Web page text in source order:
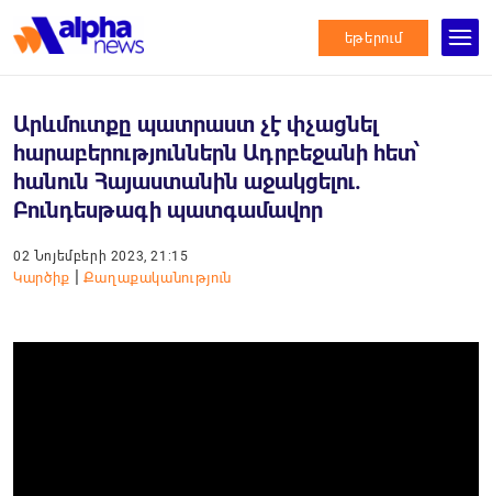
եթերում
Արևմուտքը պատրաստ չէ փչացնել
հարաբերություններն Ադրբեջանի հետ՝
հանուն Հայաստանին աջակցելու.
Բունդեսթագի պատգամավոր
02 Նոյեմբերի 2023, 21:15
Կարծիք | Քաղաքականություն